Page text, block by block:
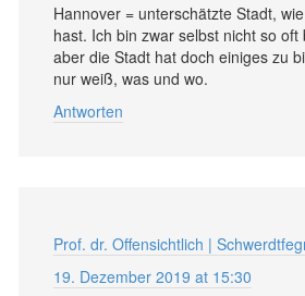
Hannover = unterschätzte Stadt,
hast. Ich bin zwar selbst nicht so oft
aber die Stadt hat doch einiges zu
nur weiß, was und wo.
Antworten
Prof. dr. Offensichtlich |
19. Dezember 2019 at 15:30